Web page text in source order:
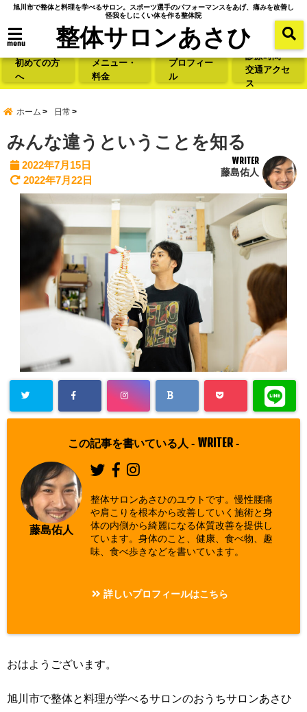
旭川市で整体と料理を学べるサロン。スポーツ選手のパフォーマンスをあげ、痛みを改善し
怪我をしにくい体を作る整体院
menu 整体サロンあさひ
初めての方
へ
メニュー・
料金
プロフィー
ル
診療時間・
交通アクセ
ス
ホーム 日常
みんな違うということを知る
2022年7月15日
2022年7月22日
WRITER
藤島佑人
Warning: Un
key "Twitter"
/home/asa
hi00/seitai-a
sahi.com/pu
この記事を書いている人 - WRITER -
藤島佑人
整体サロンあさひのユウトです。慢性腰痛
や肩こりを根本から改善していく施術と身
体の内側から綺麗になる体質改善を提供し
ています。身体のこと、健康、食べ物、趣
味、食べ歩きなどを書いています。
詳しいプロフィールはこちら
おはようございます。
旭川市で整体と料理が学べるサロンのおうちサロンあさひ